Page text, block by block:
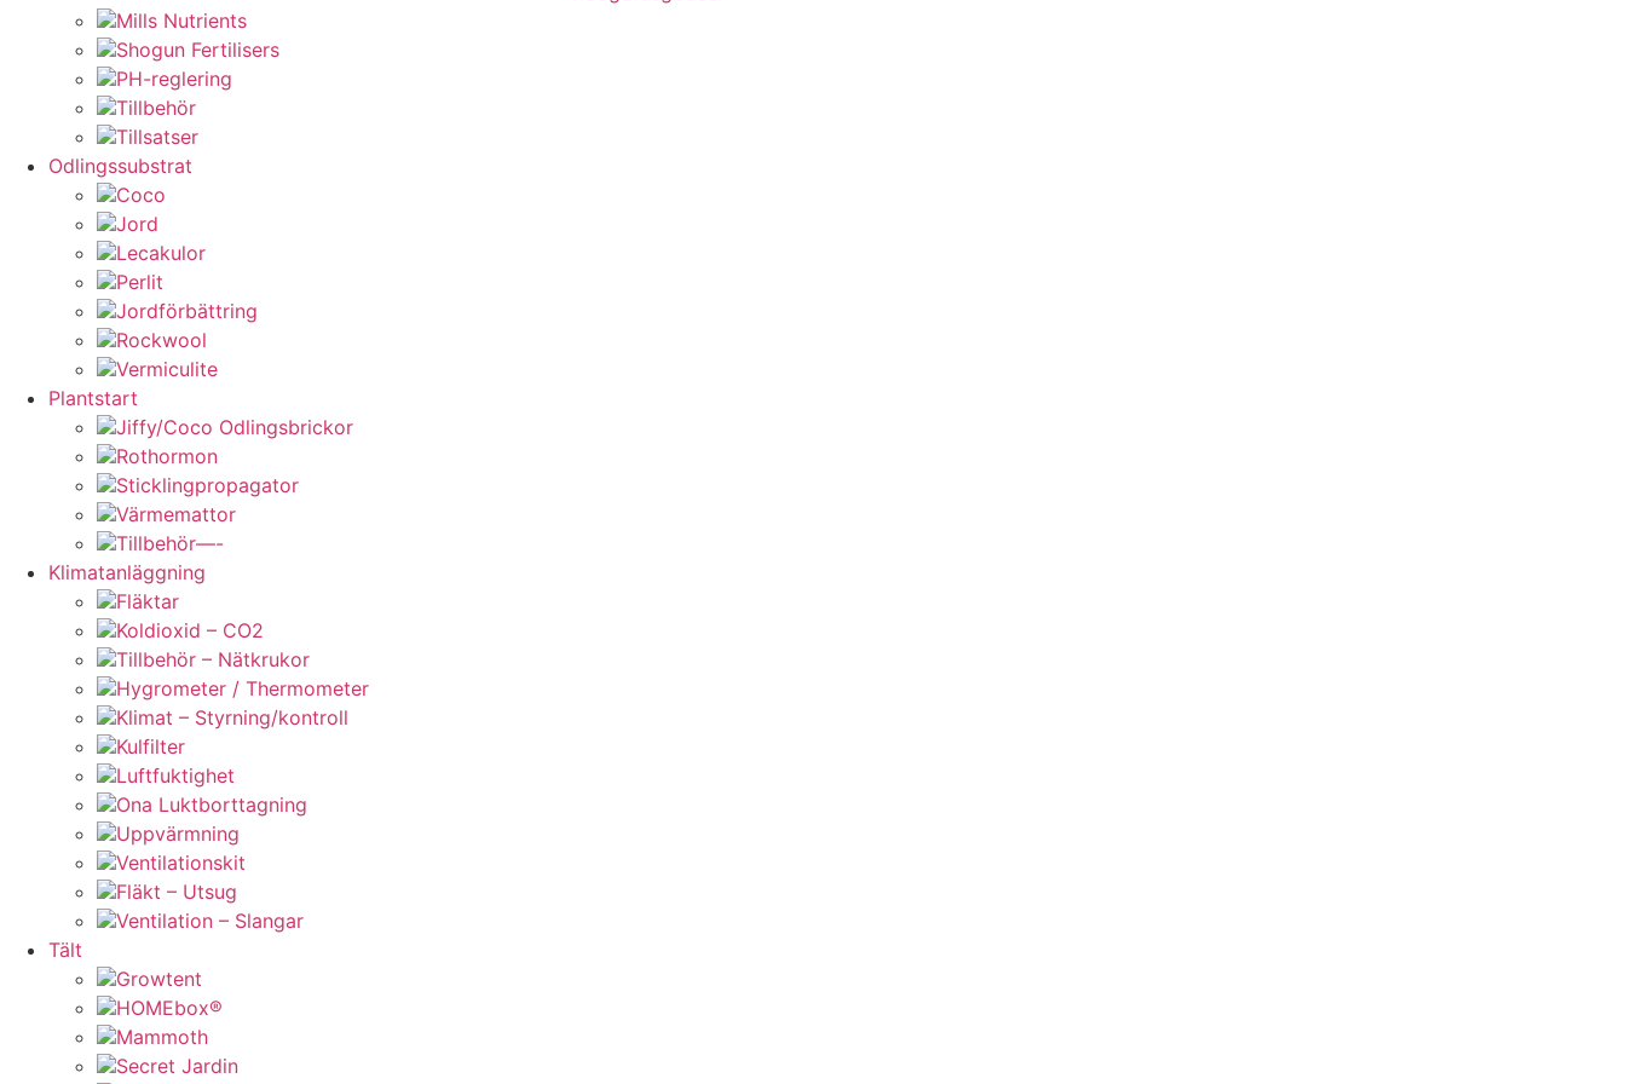
Mills Nutrients
Shogun Fertilisers
PH-reglering
Tillbehör
Tillsatser
Odlingssubstrat
Coco
Jord
Lecakulor
Perlit
Jordförbättring
Rockwool
Vermiculite
Plantstart
Jiffy/Coco Odlingsbrickor
Rothormon
Sticklingpropagator
Värmemattor
Tillbehör—-
Klimatanläggning
Fläktar
Koldioxid – CO2
Tillbehör – Nätkrukor
Hygrometer / Thermometer
Klimat – Styrning/kontroll
Kulfilter
Luftfuktighet
Ona Luktborttagning
Uppvärmning
Ventilationskit
Fläkt – Utsug
Ventilation – Slangar
Tält
Growtent
HOMEbox®
Mammoth
Secret Jardin